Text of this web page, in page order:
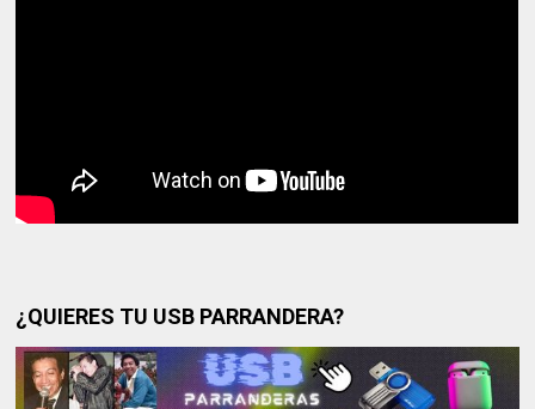
¿QUIERES TU USB PARRANDERA?